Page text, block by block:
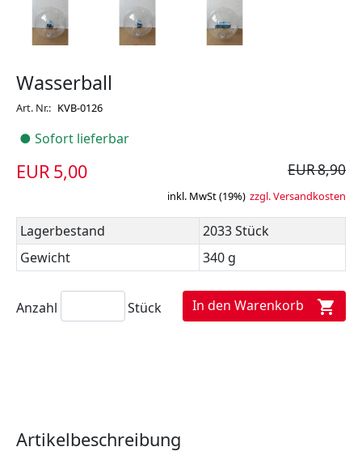
Wasserball
Art. Nr.: KVB-0126
● Sofort lieferbar
EUR 5,00 EUR 8,90
inkl. MwSt (19%) zzgl. Versandkosten
Lagerbestand
2033 Stück
Gewicht
340 g
Anzahl Stück In den Warenkorb shopping_cart
Artikelbeschreibung